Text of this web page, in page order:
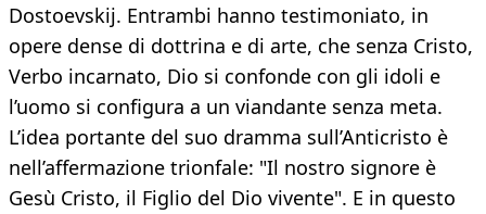
Dostoevskij. Entrambi hanno testimoniato, in
opere dense di dottrina e di arte, che senza Cristo,
Verbo incarnato, Dio si confonde con gli idoli e
l’uomo si configura a un viandante senza meta.
L’idea portante del suo dramma sull’Anticristo è
nell’affermazione trionfale: "Il nostro signore è
Gesù Cristo, il Figlio del Dio vivente". E in questo